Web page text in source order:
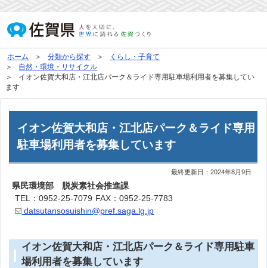
ホーム 分類から探す
くらし・子育て
自然・環境・リサイクル
イオン佐賀大和店・江北店パーク＆ライド専用駐車場利用者を募集してい
ます
イオン佐賀大和店・江北店パーク＆ライド専用
駐車場利用者を募集しています
最終更新日：2024年8月9日
県民環境部 脱炭素社会推進課
TEL：0952-25-7079 FAX：0952-25-7783
datsutansosuishin@pref.saga.lg.jp
イオン佐賀大和店・江北店パーク＆ライド専用駐車
場利用者を募集しています